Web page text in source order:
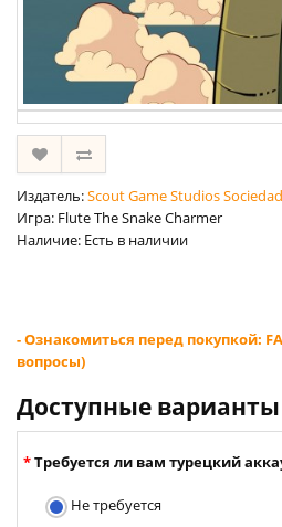
Издатель:Scout Game Studios
Игра: Flute The Snake Charmer
Наличие: Есть в наличии
- Ознакомиться перед покупкой:
вопросы)
Доступные варианты
Требуется ли вам турецкий
Не требуется